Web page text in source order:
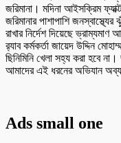
জরিমানা। মদিনা আইসক্রিম
জরিমানার পাশাপাশি
রাখার নির্দেশ দিয়েছে ভ্রাম্যমাণ
র‌্যাব কর্মকর্তা জায়েদ উদ্দিন
ছিনিমিনি খেলা সহ্য করা হবে
আমাদের এই ধরনের অভিযান
Ads small one